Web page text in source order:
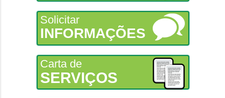
Solicitar
INFORMAÇÕES
Carta de
SERVIÇOS